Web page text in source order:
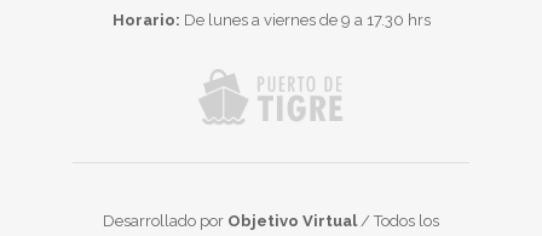
Horario: De lunes a viernes de 9 a 17.30 hrs
Desarrollado por Objetivo Virtual/ Todos los